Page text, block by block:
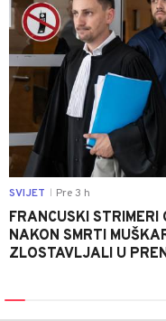
SVIJET Pre 3 h
FRANCUSKI STRIMERI
NAKON SMRTI
ZLOSTAVLJALI U